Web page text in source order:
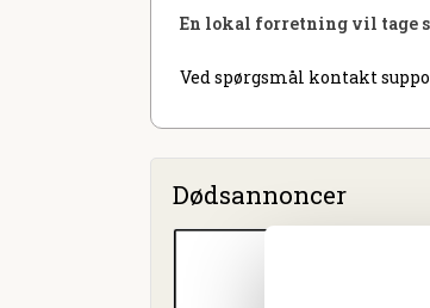
En lokal forretning vil tage
Ved spørgsmål kontakt
Dødsannoncer